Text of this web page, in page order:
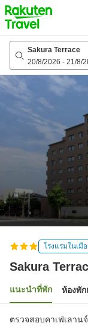
to
top
page
Sakura Terrace
20/8/2026 - 21/8/
โรงแรมในเมือ
Sakura
แนะนำที่พัก ห้องพั
ตรวจสอบคาเฟ่เลาน